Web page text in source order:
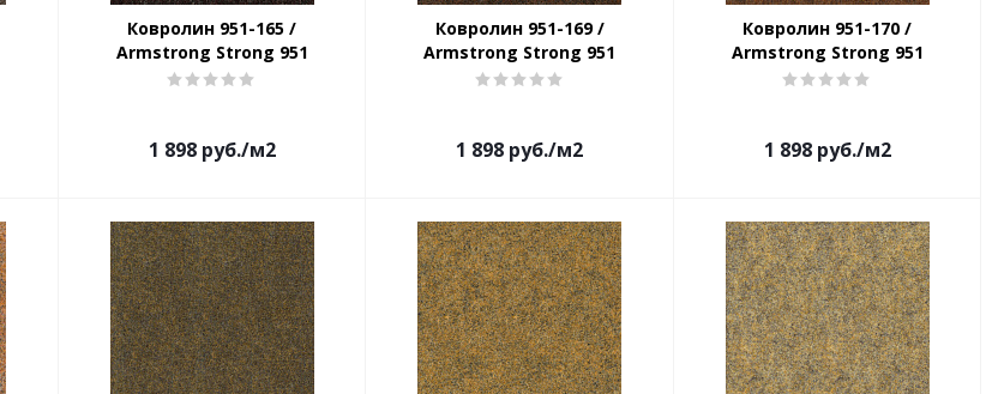
Ковролин 951-165 /
Armstrong Strong 951
1 898руб./м2
Ковролин 951-169 /
Armstrong Strong 951
1 898 руб./м2
Ковролин 951-170 /
Armstrong Strong 951
1 898руб./м2